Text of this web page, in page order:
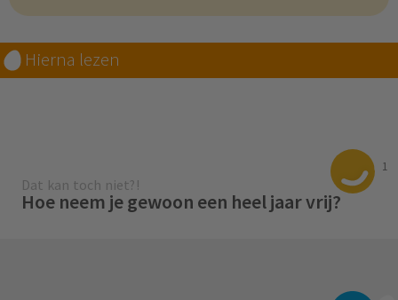
Hierna lezen
1
Dat kan toch niet?!
Hoe neem je gewoon een heel jaar vrij?